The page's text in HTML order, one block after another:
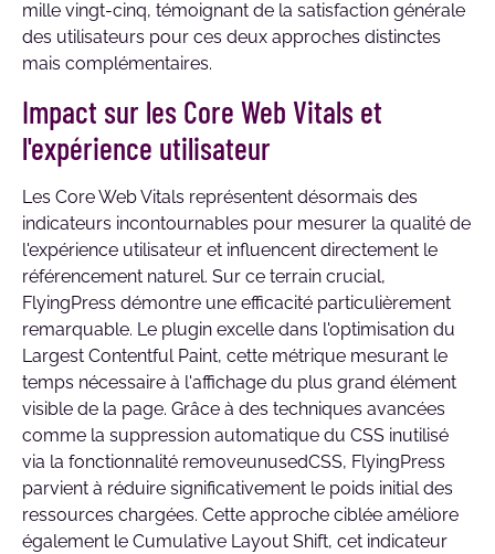
mille vingt-cinq, témoignant de la satisfaction générale
des utilisateurs pour ces deux approches distinctes
mais complémentaires.
Impact sur les Core Web Vitals et
l'expérience utilisateur
Les Core Web Vitals représentent désormais des
indicateurs incontournables pour mesurer la qualité de
l'expérience utilisateur et influencent directement le
référencement naturel. Sur ce terrain crucial,
FlyingPress démontre une efficacité particulièrement
remarquable. Le plugin excelle dans l'optimisation du
Largest Contentful Paint, cette métrique mesurant le
temps nécessaire à l'affichage du plus grand élément
visible de la page. Grâce à des techniques avancées
comme la suppression automatique du CSS inutilisé
via la fonctionnalité removeunusedCSS, FlyingPress
parvient à réduire significativement le poids initial des
ressources chargées. Cette approche ciblée améliore
également le Cumulative Layout Shift, cet indicateur